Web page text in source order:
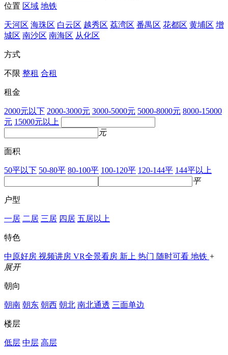
位置 区域 地铁
天河区 海珠区 白云区 越秀区 荔湾区 番禺区 花都区 黄埔区 增
城区 南沙区 南海区 从化区
方式
不限 整租 合租
租金
2000元以下 2000-3000元 3000-5000元 5000-8000元 8000-15000
元 15000元以上
元
面积
50平以下 50-80平 80-100平 100-120平 120-144平 144平以上
平
户型
一居 二居 三居 四居 五居以上
特色
中原好房 视频讲房 VR全景看房 新上 热门 随时可看 地铁 +
展开
朝向
朝南 朝东 朝西 朝北 南北通透 三面单边
楼层
低层 中层 高层